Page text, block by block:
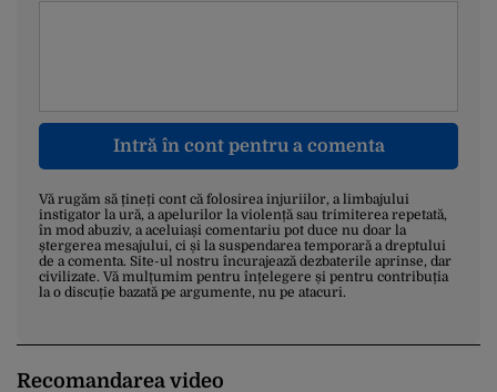
Intră în cont pentru a comenta
Vă rugăm să țineți cont că folosirea injuriilor, a limbajului
instigator la ură, a apelurilor la violență sau trimiterea repetată,
în mod abuziv, a aceluiași comentariu pot duce nu doar la
ștergerea mesajului, ci și la suspendarea temporară a dreptului
de a comenta. Site-ul nostru încurajează dezbaterile aprinse, dar
civilizate. Vă mulțumim pentru înțelegere și pentru contribuția
la o discuție bazată pe argumente, nu pe atacuri.
Recomandarea video